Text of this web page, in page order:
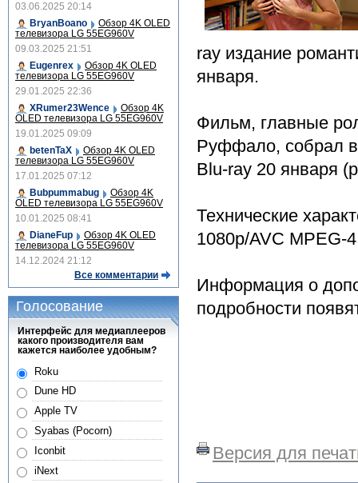
ray издание
января.
Фильм, главные
Руффало, собрал
Blu-ray 20 января
Технические
1080p/AVC MPEG-
Информация о
подробности
Версия для
03.06.2025 20:14
BryanBoano
Обзор 4K OLED
телевизора LG 55EG960V
09.03.2025 21:51
Eugenrex
Обзор 4K OLED
телевизора LG 55EG960V
29.01.2025 22:36
XRumer23Wence
Обзор 4K
OLED телевизора LG 55EG960V
19.01.2025 09:09
betenTaX
Обзор 4K OLED
телевизора LG 55EG960V
17.01.2025 07:12
Bubpummabug
Обзор 4K
OLED телевизора LG 55EG960V
10.01.2025 08:41
DianeFup
Обзор 4K OLED
телевизора LG 55EG960V
14.12.2024 21:12
Все комментарии
Голосование
Интерфейс для медиаплееров
какого производителя вам
кажется наиболее удобным?
Roku
Dune HD
Apple TV
Syabas (Pocorn)
Iconbit
iNext